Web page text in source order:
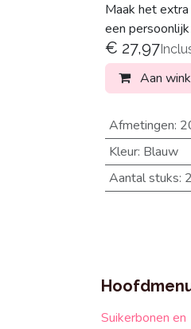
Maak het
een
€ 27,97
Aan
Afmetingen:
Kleur: Blauw
Aantal stuks:
Suikerbonen en